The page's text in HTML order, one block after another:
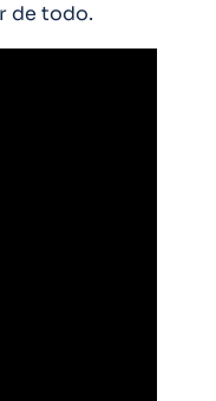
de todo.